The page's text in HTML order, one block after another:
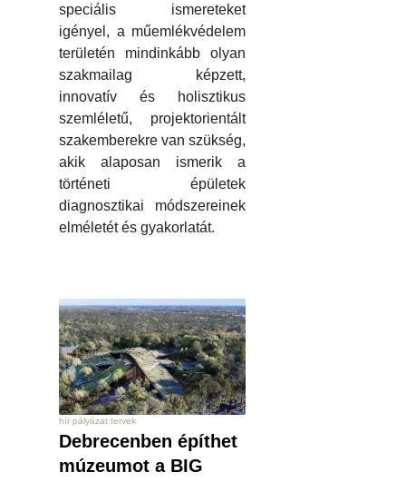
speciális ismereteket
igényel, a műemlékvédelem
területén mindinkább olyan
szakmailag képzett,
innovatív és holisztikus
szemléletű, projektorientált
szakemberekre van szükség,
akik alaposan ismerik a
történeti épületek
diagnosztikai módszereinek
elméletét és gyakorlatát.
hír pályázat tervek
Debrecenben építhet
múzeumot a BIG